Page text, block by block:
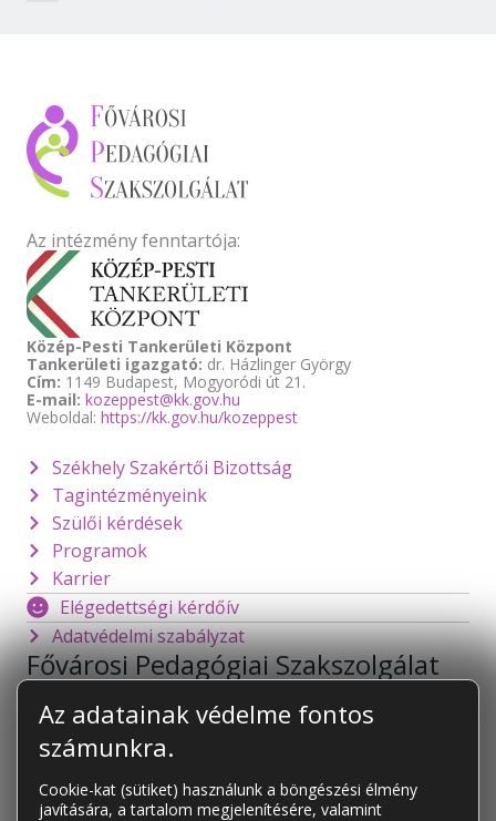
Az intézmény fenntartója:
Közép-Pesti Tankerületi Központ
Tankerületi igazgató: dr. Házlinger György
Cím: 1149 Budapest, Mogyoródi út 21.
E-mail: kozeppest@kk.gov.hu
Weboldal: https://kk.gov.hu/kozeppest
Székhely Szakértői Bizottság
Tagintézményeink
Szülői kérdések
Programok
Karrier
Elégedettségi kérdőív
Adatvédelmi szabályzat
Fővárosi Pedagógiai Szakszolgálat
1141 Budapest
Mogyoródi út 128.
foigazgato@fpsz.net
KAPCSOLAT
Az adatainak védelme fontos
számunkra.
Cookie-kat (sütiket) használunk a böngészési élmény
javítására, a tartalom megjelenítésére, valamint